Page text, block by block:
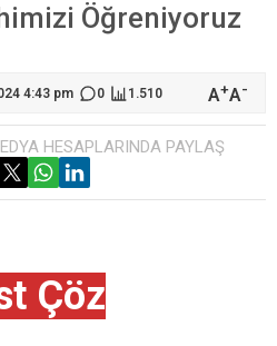
Öğreniyoruz
4:43 pm 0 1.510 A+A-
HESAPLARINDA PAYLAŞ
Çöz